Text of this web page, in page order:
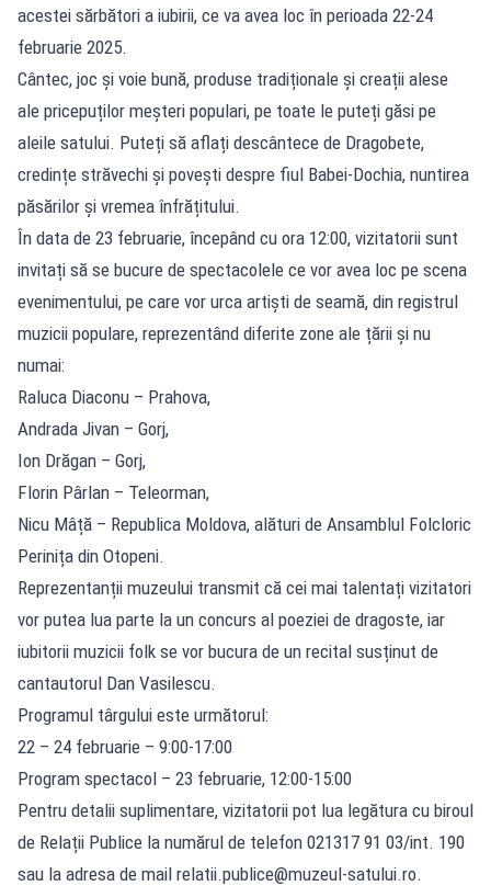
acestei sărbători a iubirii, ce va avea loc în perioada 22-24
februarie 2025.
Cântec, joc și voie bună, produse tradiționale și creații alese
ale pricepuților meșteri populari, pe toate le puteți găsi pe
aleile satului. Puteți să aflați descântece de Dragobete,
credințe străvechi și povești despre fiul Babei-Dochia, nuntirea
păsărilor și vremea înfrățitului.
În data de 23 februarie, începând cu ora 12:00, vizitatorii sunt
invitați să se bucure de spectacolele ce vor avea loc pe scena
evenimentului, pe care vor urca artiști de seamă, din registrul
muzicii populare, reprezentând diferite zone ale țării și nu
numai:
Raluca Diaconu – Prahova,
Andrada Jivan – Gorj,
Ion Drăgan – Gorj,
Florin Pârlan – Teleorman,
Nicu Mâță – Republica Moldova, alături de Ansamblul Folcloric
Perinița din Otopeni.
Reprezentanții muzeului transmit că cei mai talentați vizitatori
vor putea lua parte la un concurs al poeziei de dragoste, iar
iubitorii muzicii folk se vor bucura de un recital susținut de
cantautorul Dan Vasilescu.
Programul târgului este următorul:
22 – 24 februarie – 9:00-17:00
Program spectacol – 23 februarie, 12:00-15:00
Pentru detalii suplimentare, vizitatorii pot lua legătura cu biroul
de Relații Publice la numărul de telefon 021317 91 03/int. 190
sau la adresa de mail relatii.publice@muzeul-satului.ro.